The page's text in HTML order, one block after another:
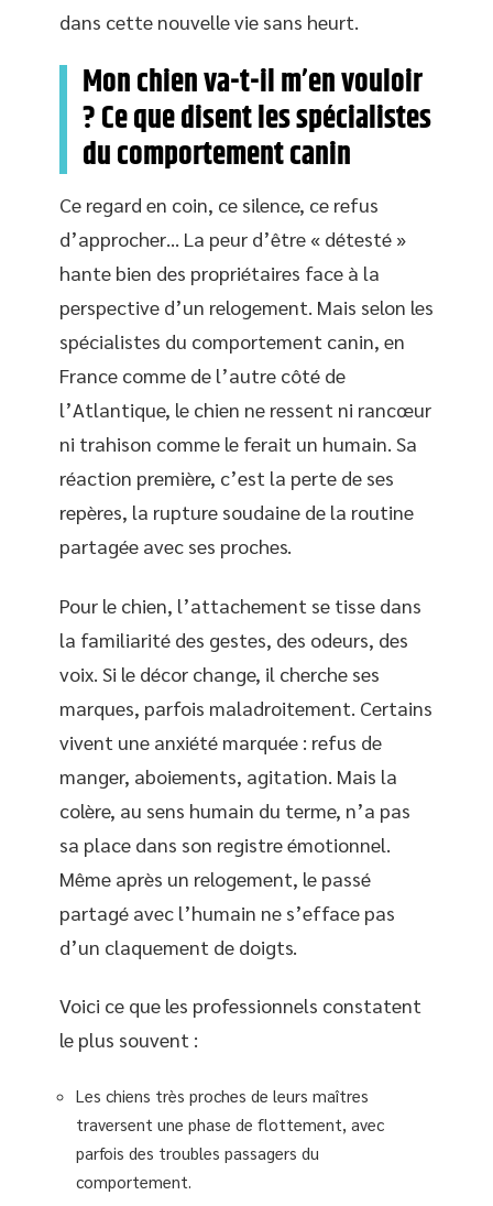
dans cette nouvelle vie sans heurt.
Mon chien va-t-il m’en vouloir
? Ce que disent les spécialistes
du comportement canin
Ce regard en coin, ce silence, ce refus
d’approcher… La peur d’être « détesté »
hante bien des propriétaires face à la
perspective d’un relogement. Mais selon les
spécialistes du comportement canin, en
France comme de l’autre côté de
l’Atlantique, le chien ne ressent ni rancœur
ni trahison comme le ferait un humain. Sa
réaction première, c’est la perte de ses
repères, la rupture soudaine de la routine
partagée avec ses proches.
Pour le chien, l’attachement se tisse dans
la familiarité des gestes, des odeurs, des
voix. Si le décor change, il cherche ses
marques, parfois maladroitement. Certains
vivent une anxiété marquée : refus de
manger, aboiements, agitation. Mais la
colère, au sens humain du terme, n’a pas
sa place dans son registre émotionnel.
Même après un relogement, le passé
partagé avec l’humain ne s’efface pas
d’un claquement de doigts.
Voici ce que les professionnels constatent
le plus souvent :
Les chiens très proches de leurs maîtres
traversent une phase de flottement, avec
parfois des troubles passagers du
comportement.